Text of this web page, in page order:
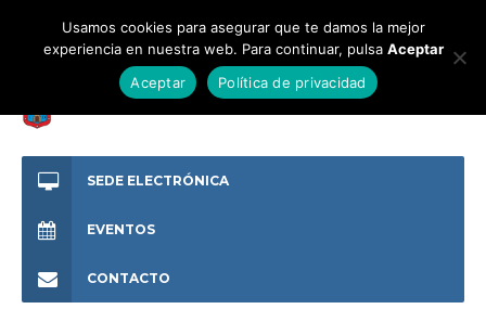
SEDE ELECTRÓNICA
EVENTOS
CONTACTO
Usamos cookies para asegurar que te damos la mejor
experiencia en nuestra web. Para continuar, pulsa Aceptar
Aceptar
Política de privacidad